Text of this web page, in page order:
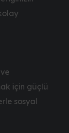
için güçlü
sosyal